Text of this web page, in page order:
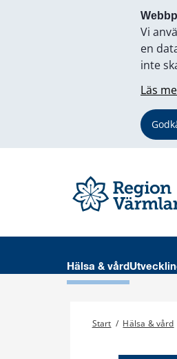
Vi
en
inte
Läs
Hälsa & vård
Start / Hälsa & vård